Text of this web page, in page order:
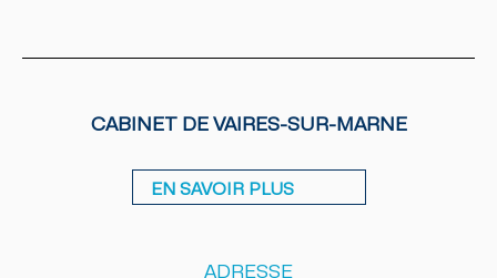
CABINET DE VAIRES-SUR-MARNE
EN SAVOIR PLUS
ADRESSE